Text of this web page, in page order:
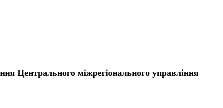
Центрального міжрегіонального управління